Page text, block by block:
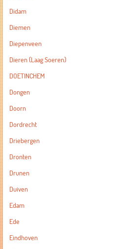
Didam
Diemen
Diepenveen
Dieren (Laag Soeren)
DOETINCHEM
Dongen
Doorn
Dordrecht
Driebergen
Dronten
Drunen
Duiven
Edam
Ede
Eindhoven